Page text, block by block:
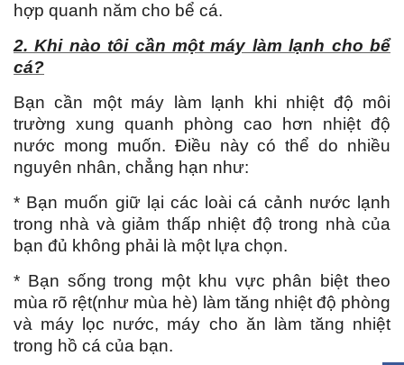
hợp quanh năm cho bể cá.
2. Khi nào tôi cần một máy làm lạnh cho bể
cá?
Bạn cần một máy làm lạnh khi nhiệt độ môi
trường xung quanh phòng cao hơn nhiệt độ
nước mong muốn. Điều này có thể do nhiều
nguyên nhân, chẳng hạn như:
* Bạn muốn giữ lại các loài cá cảnh nước lạnh
trong nhà và giảm thấp nhiệt độ trong nhà của
bạn đủ không phải là một lựa chọn.
* Bạn sống trong một khu vực phân biệt theo
mùa rõ rệt(như mùa hè) làm tăng nhiệt độ phòng
và máy lọc nước, máy cho ăn làm tăng nhiệt
trong hồ cá của bạn.